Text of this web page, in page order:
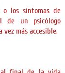
o los síntomas de
de un psicólogo
más accesible.